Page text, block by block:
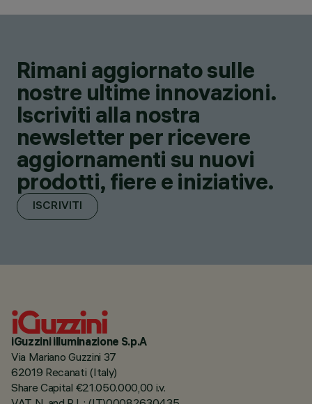
Rimani aggiornato sulle
nostre ultime innovazioni.
Iscriviti alla nostra
newsletter per ricevere
aggiornamenti su nuovi
prodotti, fiere e iniziative.
ISCRIVITI
iGuzzini illuminazione S.p.A
Via Mariano Guzzini 37
62019 Recanati (Italy)
Share Capital €21.050.000,00 i.v.